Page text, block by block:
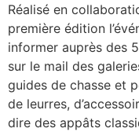
Réalisé en
première édition
informer auprès des
sur le mail des
guides de chasse et
de leurres,
dire des appâts